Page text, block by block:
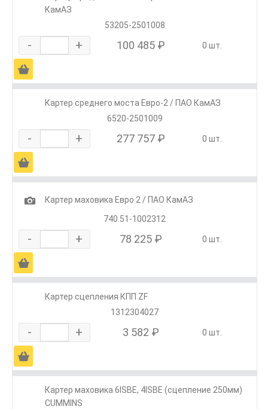
КамАЗ
53205-2501008
- + 100 485 ₽ 0 шт.
Ä
Картер среднего моста Евро-2 / ПАО КамАЗ
6520-2501009
- + 277 757 ₽ 0 шт.
Ä
1
Картер маховика Евро 2 / ПАО КамАЗ
740.51-1002312
- + 78 225 ₽ 0 шт.
Ä
Картер сцепления КПП ZF
1312304027
- + 3 582 ₽ 0 шт.
Ä
Картер маховика 6ISBE, 4ISBE (сцепление 250мм)
CUMMINS